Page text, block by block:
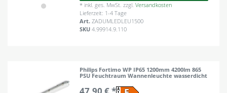
* inkl. ges. MwSt. zzgl.Versandkosten
Lieferzeit: 1-4 Tage
Art.ZADUMLEDLEU1500
SKU4.99914.9.110
Philips Fortimo WP IP65 1200mm 4200lm 865
PSU Feuchtraum Wannenleuchte wasserdicht